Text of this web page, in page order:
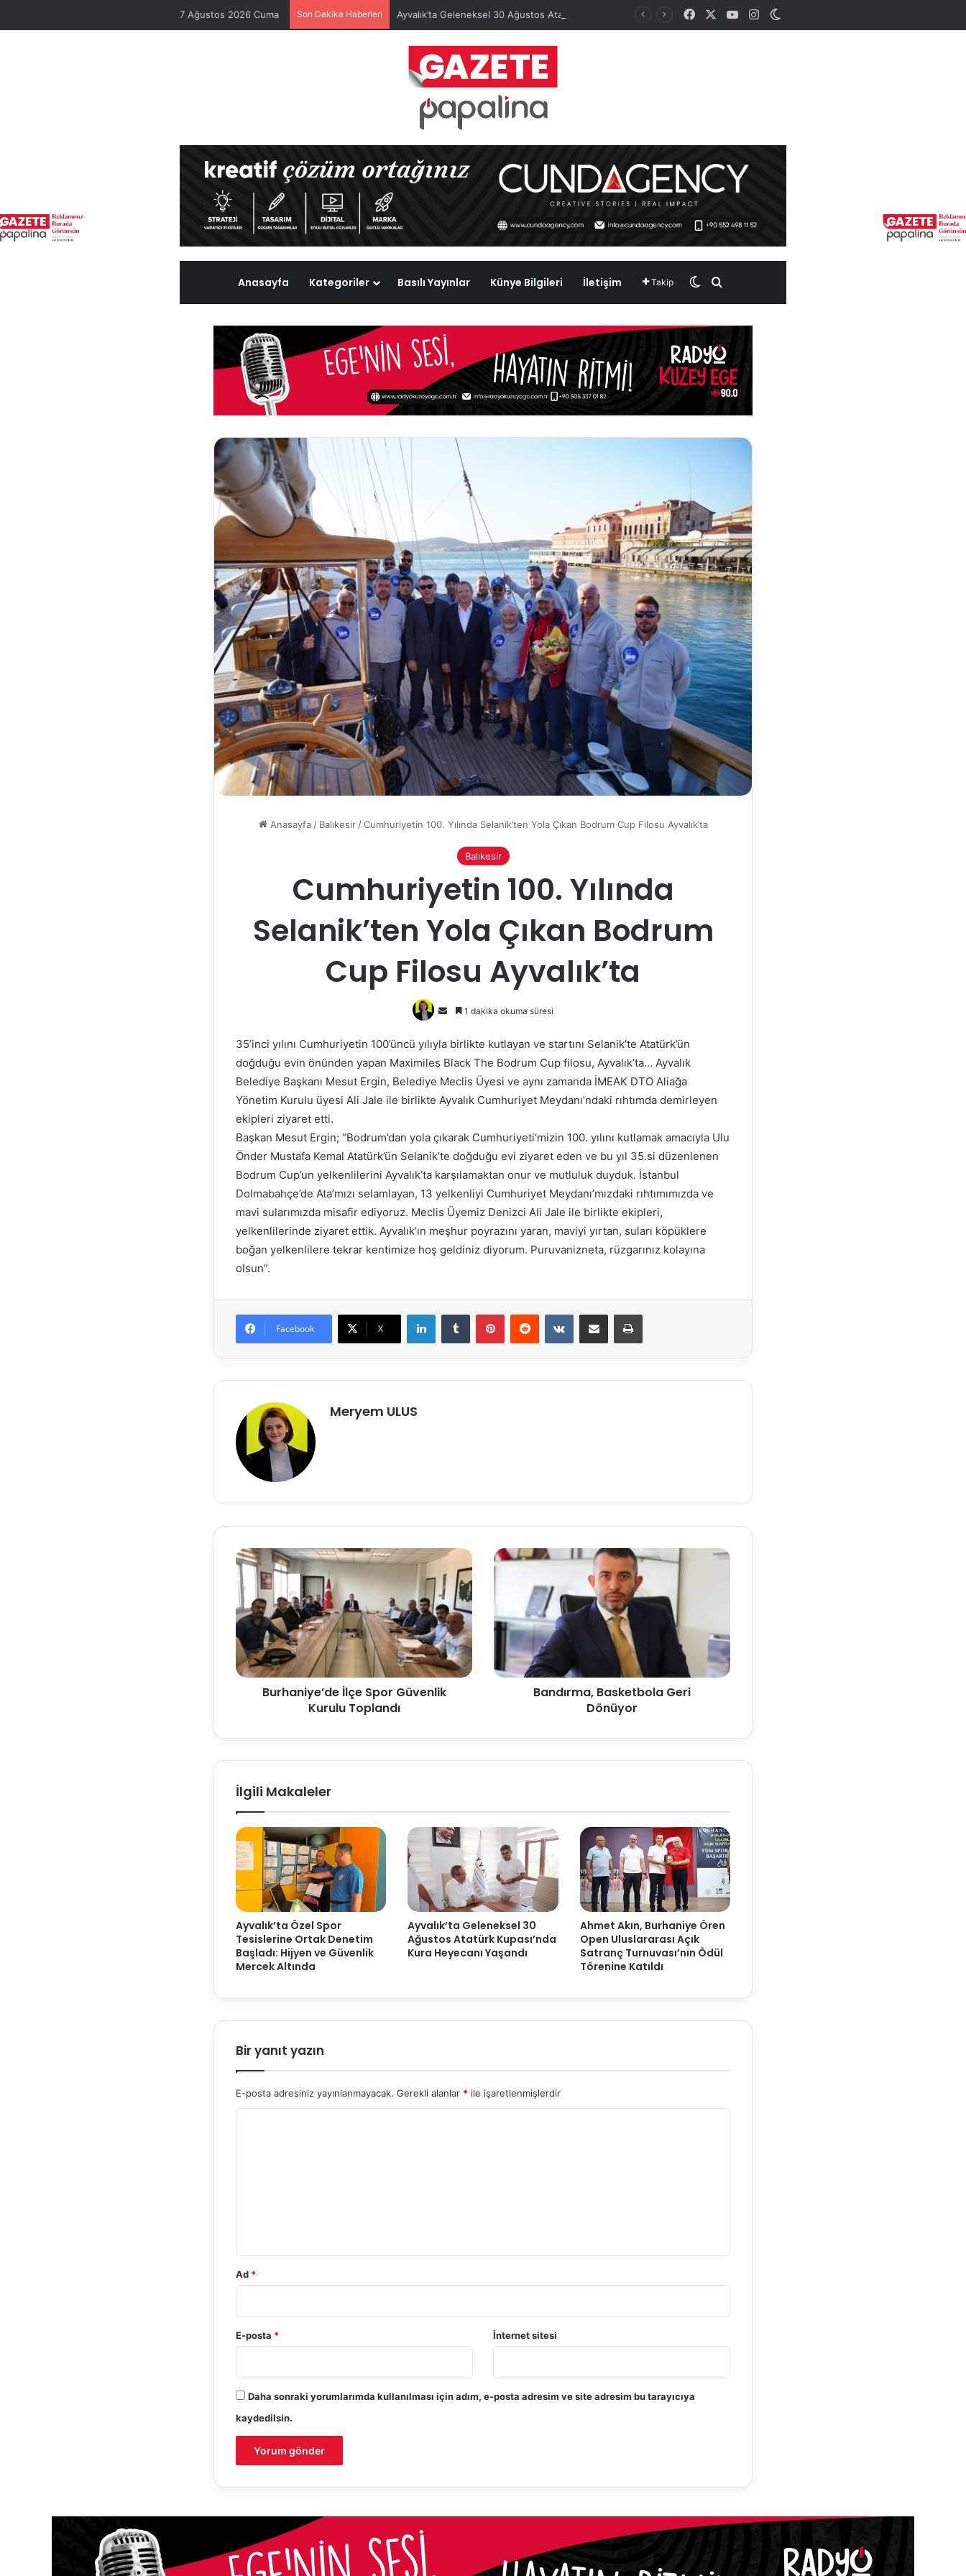
7 Ağustos 2026 Cuma Son Dakika Haberleri FacebookYouTubeInstagramDış görünümü değiştir
Anasayfa Kategoriler Basılı Yayınlar Künye Bilgileri İletişim Takip Dış görünümü değiştir
Anasayfa / Balıkesir / Cumhuriyetin 100. Yılında Selanik’ten Yola Çıkan Bodrum Cup Filosu Ayvalık’ta
Balıkesir
Cumhuriyetin 100. Yılında
Selanik’ten Yola Çıkan Bodrum
Cup Filosu Ayvalık’ta
Bir
posta
göndermek
1 dakika okuma süresi
35’inci yılını Cumhuriyetin 100’üncü yılıyla birlikte kutlayan ve startını Selanik’te Atatürk’ün
doğduğu evin önünden yapan Maximiles Black The Bodrum Cup filosu, Ayvalık’ta… Ayvalık
Belediye Başkanı Mesut Ergin, Belediye Meclis Üyesi ve aynı zamanda İMEAK DTO Aliağa
Yönetim Kurulu üyesi Ali Jale ile birlikte Ayvalık Cumhuriyet Meydanı’ndaki rıhtımda demirleyen
ekipleri ziyaret etti.
Başkan Mesut Ergin; “Bodrum’dan yola çıkarak Cumhuriyeti’mizin 100. yılını kutlamak amacıyla Ulu
Önder Mustafa Kemal Atatürk’ün Selanik’te doğduğu evi ziyaret eden ve bu yıl 35.si düzenlenen
Bodrum Cup’un yelkenlilerini Ayvalık’ta karşılamaktan onur ve mutluluk duyduk. İstanbul
Dolmabahçe’de Ata’mızı selamlayan, 13 yelkenliyi Cumhuriyet Meydanı’mızdaki rıhtımımızda ve
mavi sularımızda misafir ediyoruz. Meclis Üyemiz Denizci Ali Jale ile birlikte ekipleri,
yelkenlilerinde ziyaret ettik. Ayvalık’ın meşhur poyrazını yaran, maviyi yırtan, suları köpüklere
boğan yelkenlilere tekrar kentimize hoş geldiniz diyorum. Puruvanizneta, rüzgarınız kolayına
olsun”.
Facebook X
LinkedInTumblr PinterestReddit VKontakteE-Posta ile paylaş Yazdır
Meryem ULUS
Burhaniye’de İlçe Spor Güvenlik
Kurulu Toplandı
Bandırma, Basketbola Geri
Dönüyor
İlgili Makaleler
Ayvalık’ta Özel Spor
Tesislerine Ortak Denetim
Başladı: Hijyen ve Güvenlik
Mercek Altında
Ayvalık’ta Geleneksel 30
Ağustos Atatürk Kupası’nda
Kura Heyecanı Yaşandı
Ahmet Akın, Burhaniye Ören
Open Uluslararası Açık
Satranç Turnuvası’nın Ödül
Törenine Katıldı
Bir yanıt yazın
E-posta adresiniz yayınlanmayacak. Gerekli alanlar * ile işaretlenmişlerdir
Ad *
E-posta * İnternet sitesi
Daha sonraki yorumlarımda kullanılması için adım, e-posta adresim ve site adresim bu tarayıcıya
kaydedilsin.